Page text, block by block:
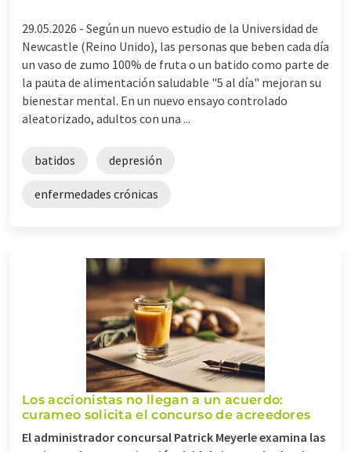
29.05.2026 - Según un nuevo estudio de la Universidad de
Newcastle (Reino Unido), las personas que beben cada día
un vaso de zumo 100% de fruta o un batido como parte de
la pauta de alimentación saludable "5 al día" mejoran su
bienestar mental. En un nuevo ensayo controlado
aleatorizado, adultos con una ...
batidos depresión
enfermedades crónicas
Los accionistas no llegan a un acuerdo:
curameo solicita el concurso de acreedores
El administrador concursal Patrick Meyerle examina las